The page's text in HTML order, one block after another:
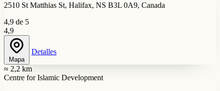
2510 St Matthias St, Halifax, NS B3L 0A9, Canada
4,9 de 5
4,9
Mapa
Detalles
≈ 2,2 km
Centre for Islamic Development